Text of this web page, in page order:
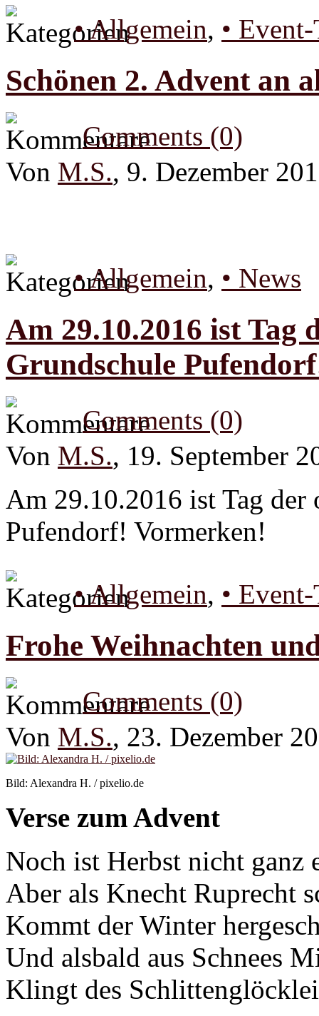
• Allgemein, •
Schönen 2. Advent an
Comments (0)
Von M.S., 9. Dezember
• Allgemein, • News
Am 29.10.2016 ist Tag
Grundschule
Comments (0)
Von M.S., 19. September
Am 29.10.2016 ist Tag
Pufendorf! Vormerken!
• Allgemein, •
Frohe Weihnachten
Comments (0)
Von M.S., 23. Dezember
Bild: Alexandra H. / pixelio.de
Verse zum Advent
Noch ist Herbst nicht ganz
Aber als Knecht Ruprecht
Kommt der Winter
Und alsbald aus Schnees
Klingt des